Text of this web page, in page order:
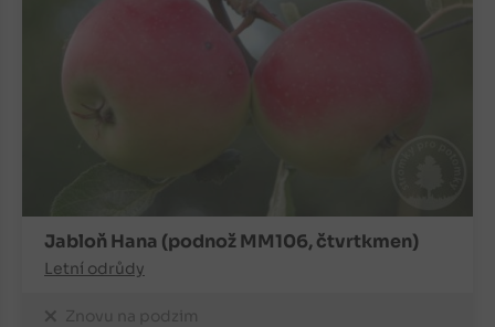
Jabloň Hana (podnož MM106, čtvrtkmen)
Letní odrůdy
Znovu na podzim